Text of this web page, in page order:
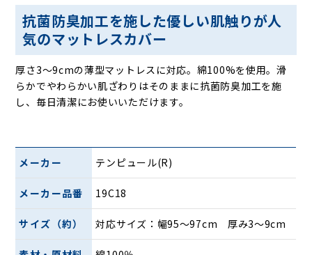
抗菌防臭加工を施した優しい肌触りが人
気のマットレスカバー
厚さ3〜9cmの薄型マットレスに対応。綿100%を使用。滑
らかでやわらかい肌ざわりはそのままに抗菌防臭加工を施
し、毎日清潔にお使いいただけます。
メーカー テンピュール(R)
メーカー品番 19C18
サイズ（約） 対応サイズ：幅95〜97cm 厚み3〜9cm